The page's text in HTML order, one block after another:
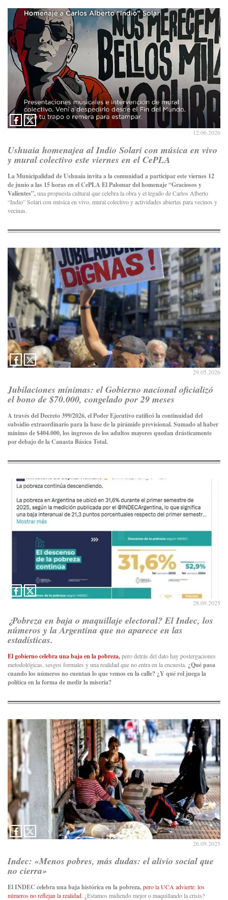
12.06.2026
Ushuaia homenajea al Indio Solari con música en vivo
y mural colectivo este viernes en el CePLA
La Municipalidad de Ushuaia invita a la comunidad a participar este viernes 12
de junio a las 15 horas en el CePLA El Palomar del homenaje “Graciosos y
Valientes”,una propuesta cultural que celebra la obra y el legado de Carlos Alberto
“Indio” Solari con música en vivo, mural colectivo y actividades abiertas para vecinos y
vecinas.
29.05.2026
Jubilaciones mínimas: el Gobierno nacional oficializó
el bono de $70.000, congelado por 29 meses
A través del Decreto 399/2026, el Poder Ejecutivo ratificó la continuidad del
subsidio extraordinario para la base de la pirámide previsional. Sumado al haber
mínimo de $404.000, los ingresos de los adultos mayores quedan drásticamente
por debajo de la Canasta Básica Total.
28.09.2025
¿Pobreza en baja o maquillaje electoral? El Indec, los
números y la Argentina que no aparece en las
estadísticas.
El gobierno celebra una baja en la pobreza,pero detrás del dato hay postergaciones
metodológicas, sesgos formales y una realidad que no entra en la encuesta. ¿Qué pasa
cuando los números no cuentan lo que vemos en la calle? ¿Y qué rol juega la
política en la forma de medir la miseria?
26.09.2025
Indec: «Menos pobres, más dudas: el alivio social que
no cierra»
El INDEC celebra una baja histórica en la pobreza,pero la UCA advierte: los
números no reflejan la realidad. ¿Estamos midiendo mejor o maquillando la crisis?